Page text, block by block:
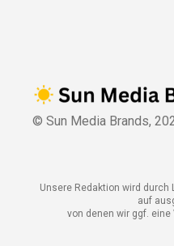
© Sun Media Brands,
Unsere Redaktion wird
auf
von denen wir ggf.